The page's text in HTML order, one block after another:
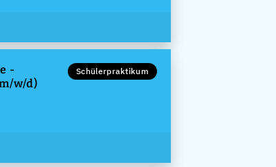
-
w/d)
Schülerpraktikum